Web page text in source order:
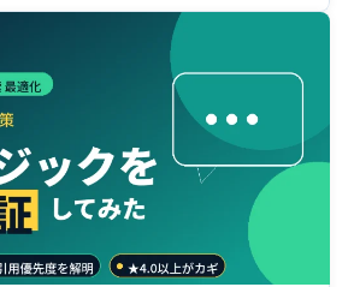
けでなく“いつ使うか”という配分の